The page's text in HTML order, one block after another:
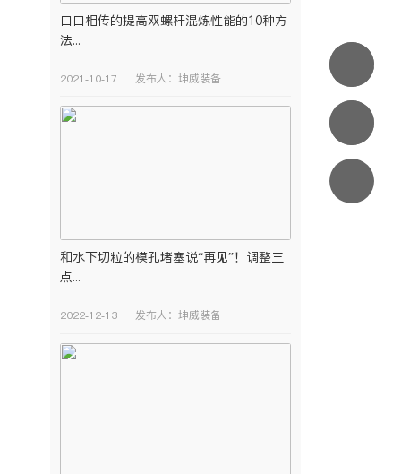
口口相传的提高双螺杆混炼性能的10种方
法...
2021-10-17 发布人：坤威装备
和水下切粒的模孔堵塞说“再见”！调整三
点...
2022-12-13 发布人：坤威装备
400-
096-